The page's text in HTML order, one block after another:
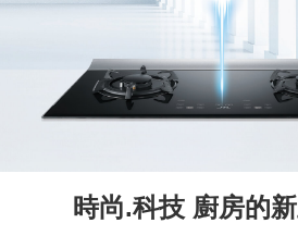
時尚.科技 廚房的